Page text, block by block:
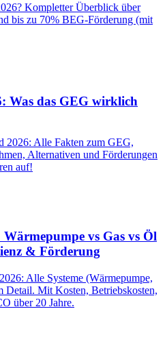
Kompletter Überblick über
bis zu 70% BEG-Förderung (mit
Was das GEG wirklich
2026: Alle Fakten zum GEG,
Alternativen und Förderungen
auf!
vs Gas vs Öl
& Förderung
Alle Systeme (Wärmepumpe,
Detail. Mit Kosten, Betriebskosten,
über 20 Jahre.